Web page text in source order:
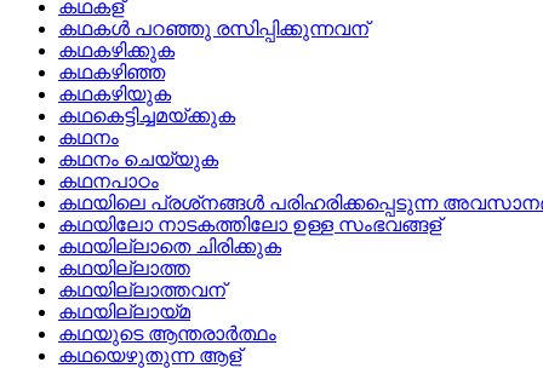
കഥകള്
കഥകള്‍ പറഞ്ഞു രസിപ്പിക്കുന്നവന്
കഥകഴിക്കുക
കഥകഴിഞ്ഞ
കഥകഴിയുക
കഥകെട്ടിച്ചമയ്‌ക്കുക
കഥനം
കഥനം ചെയ്യുക
കഥനപാഠം
കഥയിലെ പ്രശ്‌നങ്ങള്‍ പരിഹരിക്കപ്പെടുന്ന
കഥയിലോ നാടകത്തിലോ ഉള്ള സംഭവങ്ങള്
കഥയില്ലാതെ ചിരിക്കുക
കഥയില്ലാത്ത
കഥയില്ലാത്തവന്
കഥയില്ലായ്‌മ
കഥയുടെ ആന്തരാര്‍ത്ഥം
കഥയെഴുതുന്ന ആള്